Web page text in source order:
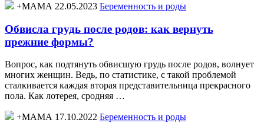
+МАМА 22.05.2023 Беременность и роды
Обвисла грудь после родов: как вернуть
прежние формы?
Вопрос, как подтянуть обвисшую грудь после родов, волнует
многих женщин. Ведь, по статистике, с такой проблемой
сталкивается каждая вторая представительница прекрасного
пола. Как лотерея, сродняя …
+МАМА 17.10.2022 Беременность и роды